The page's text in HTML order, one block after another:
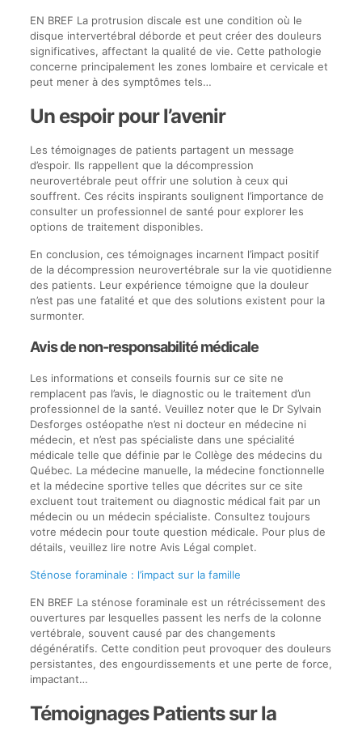
EN BREF La protrusion discale est une condition où le
disque intervertébral déborde et peut créer des douleurs
significatives, affectant la qualité de vie. Cette pathologie
concerne principalement les zones lombaire et cervicale et
peut mener à des symptômes tels…
Un espoir pour l’avenir
Les témoignages de patients partagent un message
d’espoir. Ils rappellent que la décompression
neurovertébrale peut offrir une solution à ceux qui
souffrent. Ces récits inspirants soulignent l’importance de
consulter un professionnel de santé pour explorer les
options de traitement disponibles.
En conclusion, ces témoignages incarnent l’impact positif
de la décompression neurovertébrale sur la vie quotidienne
des patients. Leur expérience témoigne que la douleur
n’est pas une fatalité et que des solutions existent pour la
surmonter.
Avis de non-responsabilité médicale
Les informations et conseils fournis sur ce site ne
remplacent pas l’avis, le diagnostic ou le traitement d’un
professionnel de la santé. Veuillez noter que le Dr Sylvain
Desforges ostéopathe n’est ni docteur en médecine ni
médecin, et n’est pas spécialiste dans une spécialité
médicale telle que définie par le Collège des médecins du
Québec. La médecine manuelle, la médecine fonctionnelle
et la médecine sportive telles que décrites sur ce site
excluent tout traitement ou diagnostic médical fait par un
médecin ou un médecin spécialiste. Consultez toujours
votre médecin pour toute question médicale. Pour plus de
détails, veuillez lire notre Avis Légal complet.
Sténose foraminale : l’impact sur la famille
EN BREF La sténose foraminale est un rétrécissement des
ouvertures par lesquelles passent les nerfs de la colonne
vertébrale, souvent causé par des changements
dégénératifs. Cette condition peut provoquer des douleurs
persistantes, des engourdissements et une perte de force,
impactant…
Témoignages Patients sur la